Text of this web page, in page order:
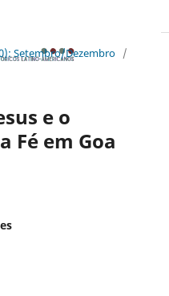
Setembro/Dezembro /
e o
Fé em Goa